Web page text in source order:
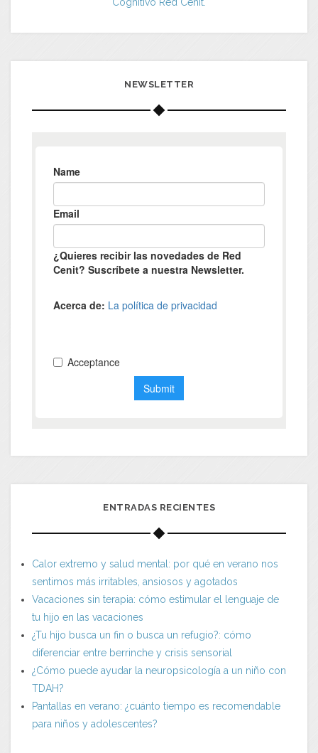
NEWSLETTER
ENTRADAS RECIENTES
Calor extremo y salud mental: por qué en verano nos
sentimos más irritables, ansiosos y agotados
Vacaciones sin terapia: cómo estimular el lenguaje de
tu hijo en las vacaciones
¿Tu hijo busca un fin o busca un refugio?: cómo
diferenciar entre berrinche y crisis sensorial
¿Cómo puede ayudar la neuropsicología a un niño con
TDAH?
Pantallas en verano: ¿cuánto tiempo es recomendable
para niños y adolescentes?